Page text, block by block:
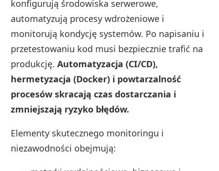
konfigurują środowiska serwerowe,
automatyzują procesy wdrożeniowe i
monitorują kondycję systemów. Po napisaniu i
przetestowaniu kod musi bezpiecznie trafić na
produkcję.Automatyzacja (CI/CD),
hermetyzacja (Docker) i powtarzalność
procesów skracają czas dostarczania i
zmniejszają ryzyko błędów.
Elementy skutecznego monitoringu i
niezawodności obejmują: